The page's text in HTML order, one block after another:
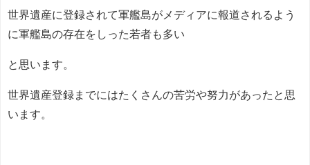
世界遺産に登録されて軍艦島がメディアに報道されるよう
に軍艦島の存在をしった若者も多い
と思います。
世界遺産登録までにはたくさんの苦労や努力があったと思
います。